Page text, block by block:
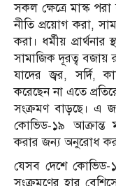
সকল ক্ষেত্রে মাস্ক
নীতি প্রয়োগ করা,
করা। ধর্মীয়
সামাজিক দূরত্ব বজায়
যাদের জ্বর, সর্দি,
করেছেন না এতে
সংক্রমণ বাড়ছে। এ
কোভিড-১৯ আক্রান্ত
করার জন্য অনুরোধ
যেসব দেশে কোভিড-
সংক্রমণের হার